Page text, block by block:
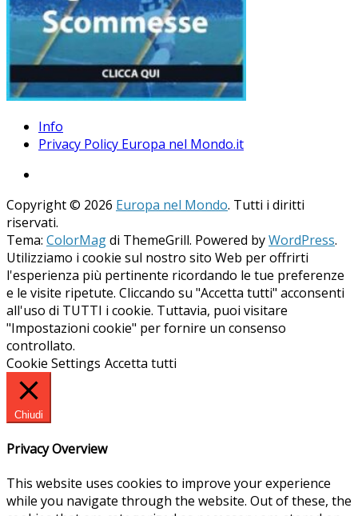
Info
Privacy Policy Europa nel Mondo.it
Copyright © 2026 Europa nel Mondo. Tutti i diritti
riservati.
Tema: ColorMagdi ThemeGrill. Powered byWordPress.
Utilizziamo i cookie sul nostro sito Web per offrirti
l'esperienza più pertinente ricordando le tue preferenze
e le visite ripetute. Cliccando su "Accetta tutti" acconsenti
all'uso di TUTTI i cookie. Tuttavia, puoi visitare
"Impostazioni cookie" per fornire un consenso
controllato.
Cookie Settings Accetta tutti
Chiudi
Privacy Overview
This website uses cookies to improve your experience
while you navigate through the website. Out of these, the